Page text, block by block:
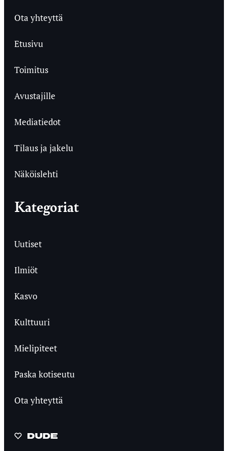
Ota yhteyttä
Etusivu
Toimitus
Avustajille
Mediatiedot
Tilaus ja jakelu
Näköislehti
Kategoriat
Uutiset
Ilmiöt
Kasvo
Kulttuuri
Mielipiteet
Paska kotiseutu
Ota yhteyttä